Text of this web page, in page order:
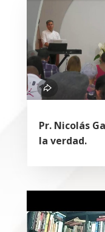
Pr. Nicolás
la verdad.